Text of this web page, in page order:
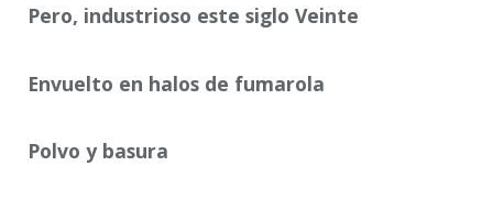
Pero, industrioso este siglo Veinte
Envuelto en halos de fumarola
Polvo y basura